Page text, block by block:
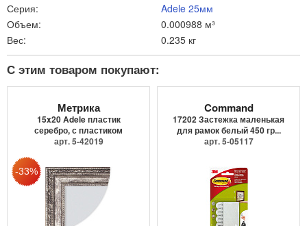
Серия:
Adele 25мм
Объем:
0.000988 м³
Вес:
0.235 кг
С этим товаром покупают:
Метрика
15x20 Adele пластик
серебро, с пластиком
арт. 5-42019
Command
17202 Застежка маленькая
для рамок белый 450 гр...
арт. 5-05117